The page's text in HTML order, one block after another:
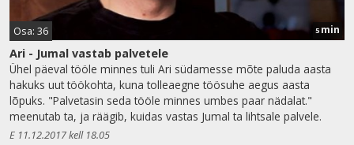
Osa: 36 5 min
Ari - Jumal vastab palvetele
Ühel päeval tööle minnes tuli Ari südamesse mõte paluda aasta
hakuks uut töökohta, kuna tolleaegne töösuhe aegus aasta
lõpuks. "Palvetasin seda tööle minnes umbes paar nädalat."
meenutab ta, ja räägib, kuidas vastas Jumal ta lihtsale palvele.
E 11.12.2017 kell 18.05